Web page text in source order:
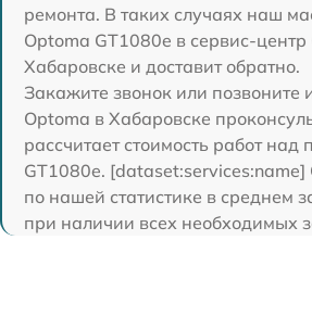
ремонта. В таких случаях наш
Optoma GT1080e в сервис-
Хабаровске и доставит обратно.
Закажите звонок или позвоните
Optoma в Хабаровске
рассчитает стоимость работ над
GT1080e. [dataset:services:name]
по нашей статистике в среднем
при наличии всех необходимых